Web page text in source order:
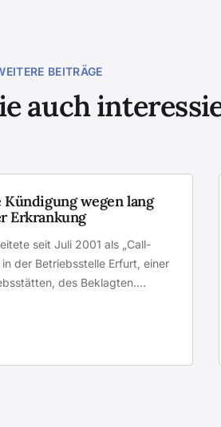
BEITRÄGE
auch
wegen lang
Erkrankung
seit Juli 2001 als „Call-
der Betriebsstelle Erfurt, einer
des Beklagten.…